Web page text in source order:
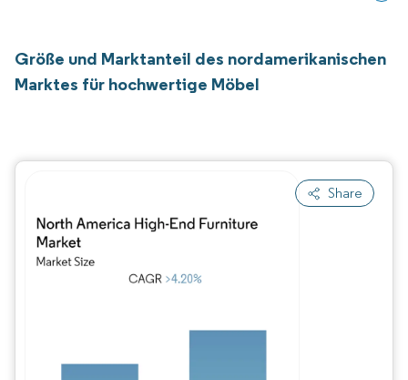
Größe und Marktanteil des nordamerikanischen
Marktes für hochwertige Möbel
Share